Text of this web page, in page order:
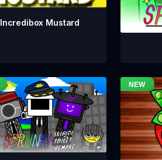
Incredibox Mustard